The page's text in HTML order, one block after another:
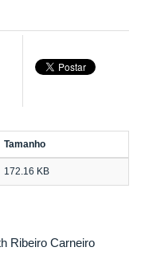
Tamanho
172.16 KB
Ribeiro Carneiro